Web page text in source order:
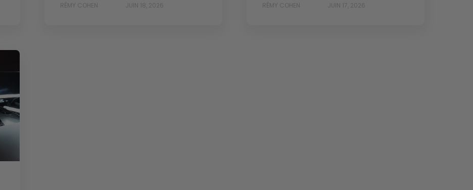
RÉMY COHEN JUIN 18, 2026 RÉMY COHEN JUIN 17, 2026